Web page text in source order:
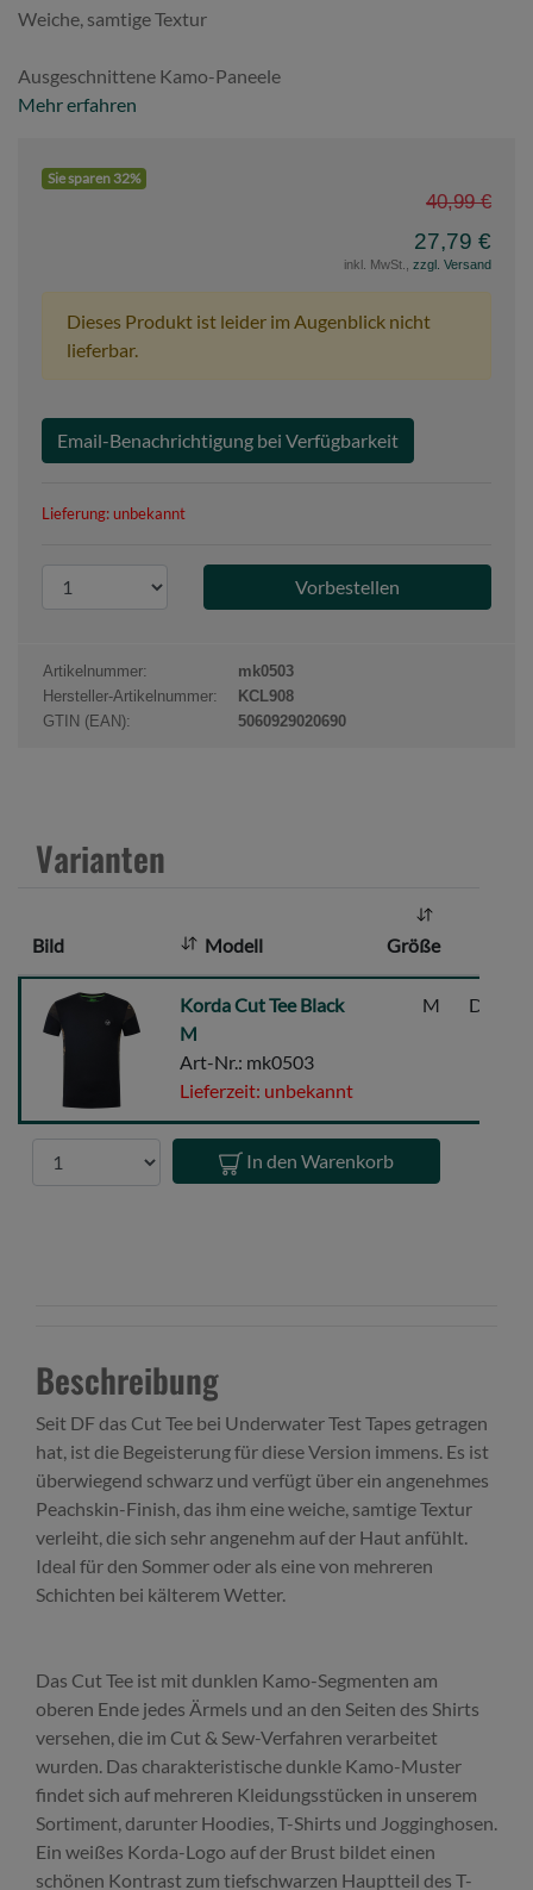
Weiche, samtige Textur
Ausgeschnittene Kamo-Paneele
Mehr erfahren
Sie sparen 32%
40,99 €
27,79 €
inkl. MwSt., zzgl. Versand
Dieses Produkt ist leider im Augenblick nicht
lieferbar.
Email-Benachrichtigung bei Verfügbarkeit
Lieferung: unbekannt
r
d
u
k
a
:
Artikelnummer:
mk0503
Hersteller-Artikelnummer:
KCL908
GTIN (EAN):
5060929020690
Varianten
Bild Modell Größe
Korda
Cut
M
Korda Cut Tee Black
M
Art-Nr.: mk0503
Lieferzeit: unbekannt
M
In den Warenkorb
Beschreibung
Seit DF das Cut Tee bei Underwater Test Tapes getragen
hat, ist die Begeisterung für diese Version immens. Es ist
überwiegend schwarz und verfügt über ein angenehmes
Peachskin-Finish, das ihm eine weiche, samtige Textur
verleiht, die sich sehr angenehm auf der Haut anfühlt.
Ideal für den Sommer oder als eine von mehreren
Schichten bei kälterem Wetter.
Das Cut Tee ist mit dunklen Kamo-Segmenten am
oberen Ende jedes Ärmels und an den Seiten des Shirts
versehen, die im Cut & Sew-Verfahren verarbeitet
wurden. Das charakteristische dunkle Kamo-Muster
findet sich auf mehreren Kleidungsstücken in unserem
Sortiment, darunter Hoodies, T-Shirts und Jogginghosen.
Ein weißes Korda-Logo auf der Brust bildet einen
schönen Kontrast zum tiefschwarzen Hauptteil des T-